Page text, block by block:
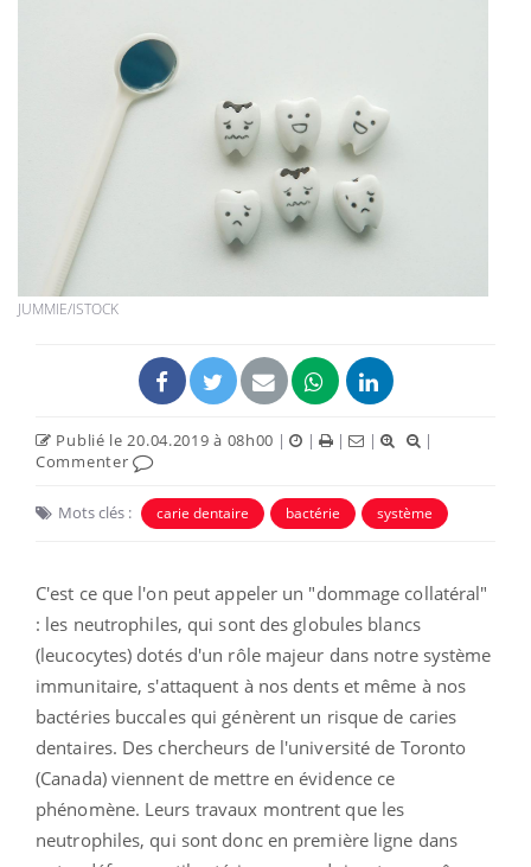
JUMMIE/ISTOCK
Publié le 20.04.2019 à 08h00 | | | |
|
Commenter
Mots clés : carie dentaire bactérie système
C'est ce que l'on peut appeler un "dommage collatéral"
: les neutrophiles, qui sontdes globules blancs
(leucocytes) dotés d'un rôle majeur dans notre système
immunitaire, s'attaquent à nos dents et même à nos
bactéries buccales qui génèrent un risque de caries
dentaires. Des chercheurs de l'université de Toronto
(Canada) viennent de mettre en évidence ce
phénomène. Leurs travaux montrent que les
neutrophiles, qui sont donc en première ligne dans